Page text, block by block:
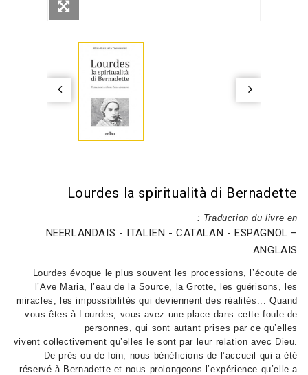
Lourdes la spiritualità di Bernadette
Traduction du livre en :
NEERLANDAIS - ITALIEN - CATALAN - ESPAGNOL –
ANGLAIS
Lourdes évoque le plus souvent les processions, l’écoute de
l’Ave Maria, l’eau de la Source, la Grotte, les guérisons, les
miracles, les impossibilités qui deviennent des réalités... Quand
vous êtes à Lourdes, vous avez une place dans cette foule de
personnes, qui sont autant prises par ce qu’elles
vivent collectivement qu’elles le sont par leur relation avec Dieu.
De près ou de loin, nous bénéficions de l’accueil qui a été
réservé à Bernadette et nous prolongeons l’expérience qu’elle a